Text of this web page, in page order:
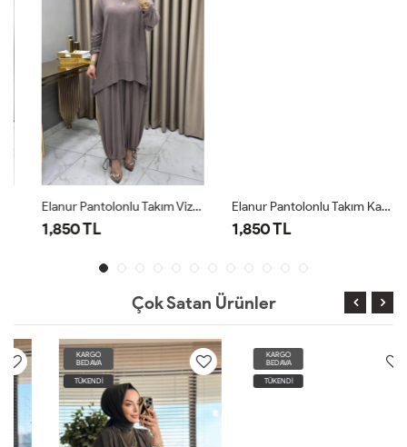
Elanur Pantolonlu Takım Vizon
1,850 TL
Elanur Pantolonlu Takım Kahve
1,850 TL
Çok Satan Ürünler
KARGO
BEDAVA
TÜKENDİ